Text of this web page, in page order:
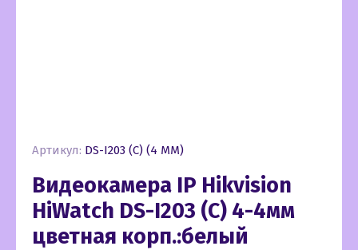
Артикул: DS-I203 (C) (4 MM)
Видеокамера IP Hikvision
HiWatch DS-I203 (C) 4-4мм
цветная корп.:белый